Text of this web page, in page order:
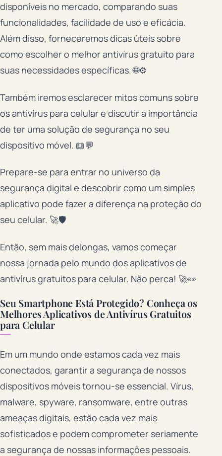
disponíveis no mercado, comparando suas
funcionalidades, facilidade de uso e eficácia.
Além disso, forneceremos dicas úteis sobre
como escolher o melhor antivírus gratuito para
suas necessidades específicas. 🌐⚙️
Também iremos esclarecer mitos comuns sobre
os antivírus para celular e discutir a importância
de ter uma solução de segurança no seu
dispositivo móvel. 📖💬
Prepare-se para entrar no universo da
segurança digital e descobrir como um simples
aplicativo pode fazer a diferença na proteção do
seu celular. 🚀🛡️
Então, sem mais delongas, vamos começar
nossa jornada pelo mundo dos aplicativos de
antivírus gratuitos para celular. Não perca! 🚀👀
Seu Smartphone Está Protegido? Conheça os
Melhores Aplicativos de Antivírus Gratuitos
para Celular
Em um mundo onde estamos cada vez mais
conectados, garantir a segurança de nossos
dispositivos móveis tornou-se essencial. Vírus,
malware, spyware, ransomware, entre outras
ameaças digitais, estão cada vez mais
sofisticados e podem comprometer seriamente
a segurança de nossas informações pessoais.